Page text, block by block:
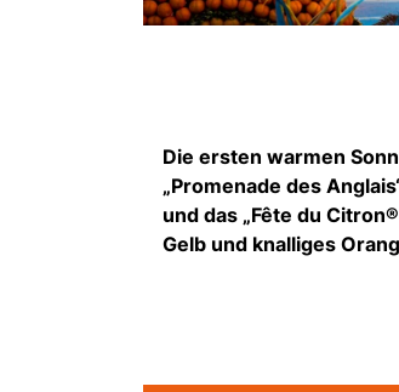
Die ersten warmen
„Promenade des
und das „Fête du
Gelb und knalliges